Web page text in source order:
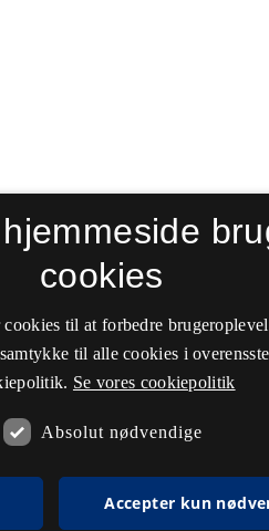
cookies
til at forbedre
til alle cookies i
Se vores cookiepolitik
Absolut nødvendige
Accepter kun